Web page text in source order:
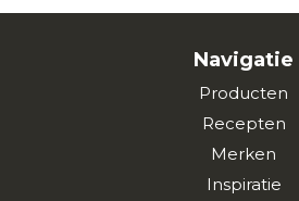
Navigatie
Producten
Recepten
Merken
Inspiratie